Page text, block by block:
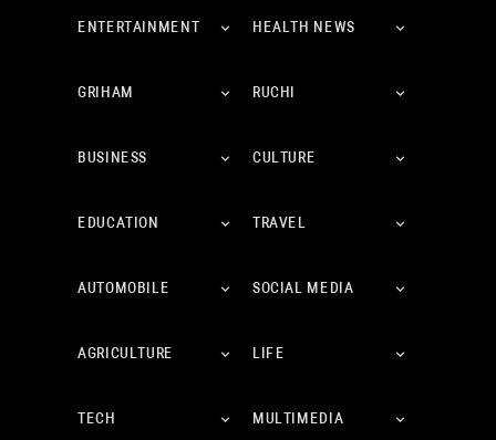
ENTERTAINMENT HEALTH NEWS
GRIHAM RUCHI
BUSINESS CULTURE
EDUCATION TRAVEL
AUTOMOBILE SOCIAL MEDIA
AGRICULTURE LIFE
TECH MULTIMEDIA